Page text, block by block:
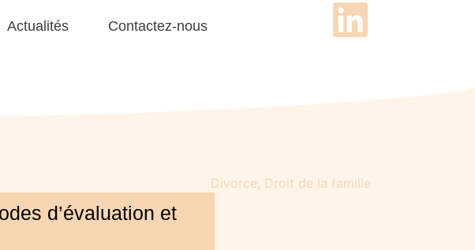
Actualités Contactez-nous
Divorce, Droit de la famille
d’évaluation et